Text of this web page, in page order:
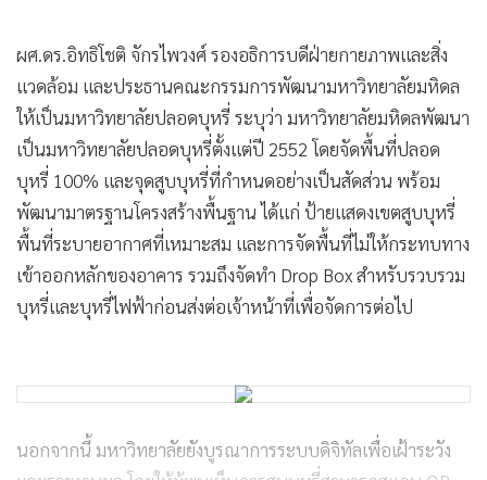
"คนที่สูบก็สูบไป แต่เราจะป้องกันคนที่ยังไม่สูบไม่ให้เข้าถึงบุหรี่
ได้ตลอดชีวิต"
ในการขับเคลื่อนดังกล่าว ศจย. สนับสนุนโดย สำนักงานกองทุน
สนับสนุนการสร้างเสริมสุขภาพ (สสส.) ทำหน้าที่เป็น "สมอง"
ด้านองค์ความรู้ วิชาการ และข้อเสนอเชิงนโยบาย ขณะที่
โรงเรียน ชุมชน องค์กรท้องถิ่น และคนในพื้นที่ทำหน้าที่เป็น "มือ
และเท้า" ที่ขับเคลื่อนมาตรการให้เกิดขึ้นจริงในชีวิตประจำวัน
ของเด็กและเยาวชน
แวดล้อม และประธานคณะกรรมการพัฒนามหาวิทยาลัยมหิดล
ให้เป็นมหาวิทยาลัยปลอดบุหรี่ ระบุว่า มหาวิทยาลัยมหิดลพัฒนา
เป็นมหาวิทยาลัยปลอดบุหรี่ตั้งแต่ปี 2552 โดยจัดพื้นที่ปลอด